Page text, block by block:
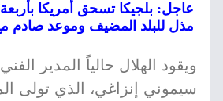
عاجل: بلجيكا تسحق أمريكا
مذل للبلد المضيف وموعد صادم مع
ويقود الهلال حالياً المدير
سيموني إنزاغي، الذي تولى